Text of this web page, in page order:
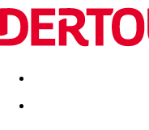
Destinatii Vacanta